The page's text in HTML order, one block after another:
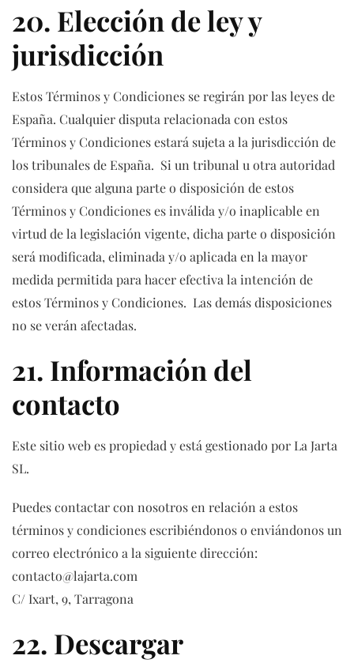
20. Elección de ley y
jurisdicción
Estos Términos y Condiciones se regirán por las leyes de
España. Cualquier disputa relacionada con estos
Términos y Condiciones estará sujeta a la jurisdicción de
los tribunales de España. Si un tribunal u otra autoridad
considera que alguna parte o disposición de estos
Términos y Condiciones es inválida y/o inaplicable en
virtud de la legislación vigente, dicha parte o disposición
será modificada, eliminada y/o aplicada en la mayor
medida permitida para hacer efectiva la intención de
estos Términos y Condiciones. Las demás disposiciones
no se verán afectadas.
21. Información del
contacto
Este sitio web es propiedad y está gestionado por La Jarta
SL.
Puedes contactar con nosotros en relación a estos
términos y condiciones escribiéndonos o enviándonos un
correo electrónico a la siguiente dirección:
contacto@lajarta.com
C/ Ixart, 9, Tarragona
22. Descargar